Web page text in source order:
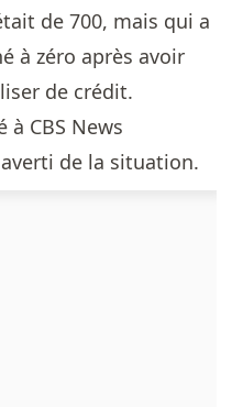
de 700, mais qui a
à zéro après avoir
de crédit.
à CBS News
de la situation.